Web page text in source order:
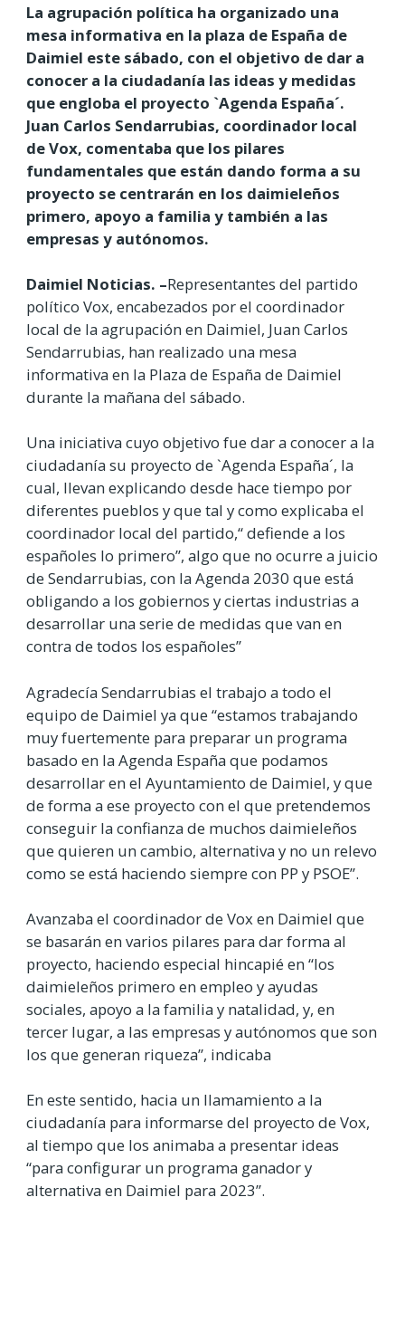
La agrupación política ha organizado una
mesa informativa en la plaza de España de
Daimiel este sábado, con el objetivo de dar a
conocer a la ciudadanía las ideas y medidas
que engloba el proyecto `Agenda España´.
Juan Carlos Sendarrubias, coordinador local
de Vox, comentaba que los pilares
fundamentales que están dando forma a su
proyecto se centrarán en los daimieleños
primero, apoyo a familia y también a las
empresas y autónomos.
Daimiel Noticias. –Representantes del partido
político Vox, encabezados por el coordinador
local de la agrupación en Daimiel, Juan Carlos
Sendarrubias, han realizado una mesa
informativa en la Plaza de España de Daimiel
durante la mañana del sábado.
Una iniciativa cuyo objetivo fue dar a conocer a la
ciudadanía su proyecto de `Agenda España´, la
cual, llevan explicando desde hace tiempo por
diferentes pueblos y que tal y como explicaba el
coordinador local del partido,“ defiende a los
españoles lo primero”, algo que no ocurre a juicio
de Sendarrubias, con la Agenda 2030 que está
obligando a los gobiernos y ciertas industrias a
desarrollar una serie de medidas que van en
contra de todos los españoles”
Agradecía Sendarrubias el trabajo a todo el
equipo de Daimiel ya que “estamos trabajando
muy fuertemente para preparar un programa
basado en la Agenda España que podamos
desarrollar en el Ayuntamiento de Daimiel, y que
de forma a ese proyecto con el que pretendemos
conseguir la confianza de muchos daimieleños
que quieren un cambio, alternativa y no un relevo
como se está haciendo siempre con PP y PSOE”.
Avanzaba el coordinador de Vox en Daimiel que
se basarán en varios pilares para dar forma al
proyecto, haciendo especial hincapié en “los
daimieleños primero en empleo y ayudas
sociales, apoyo a la familia y natalidad, y, en
tercer lugar, a las empresas y autónomos que son
los que generan riqueza”, indicaba
En este sentido, hacia un llamamiento a la
ciudadanía para informarse del proyecto de Vox,
al tiempo que los animaba a presentar ideas
“para configurar un programa ganador y
alternativa en Daimiel para 2023”.